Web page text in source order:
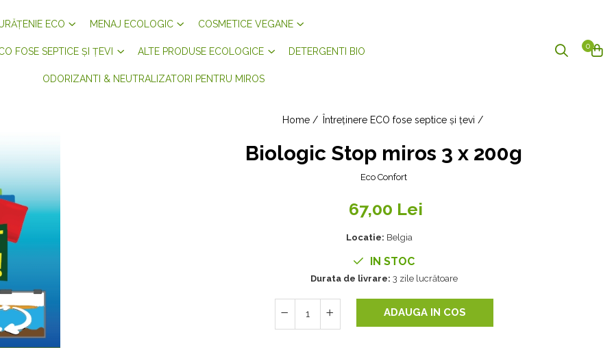
ECO MENAJ ECOLOGIC COSMETICE VEGANE
FOSE SEPTICE ȘI ȚEVI ALTE PRODUSE ECOLOGICE DETERGENTI BIO
ODORIZANTI & NEUTRALIZATORI PENTRU MIROS
0
Home / Întreținere ECO fose septice și țevi /
Biologic Stop miros 3 x 200g
Eco Confort
67,00 Lei
Locatie: Belgia
IN STOC
Durata de livrare: 3 zile lucrătoare
ADAUGA IN COS